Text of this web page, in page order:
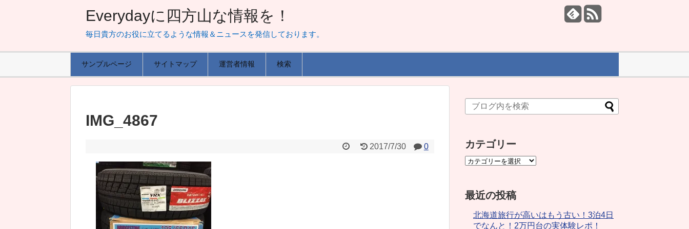
Everydayに四方山な情報を！
毎日貴方のお役に立てるような情報＆ニュースを発信しております。
サンプルページ サイトマップ 運営者情報 検索
IMG_4867
2017/7/30 0 カテゴリー
最近の投稿
北海道旅行が高いはもう古い！3泊4日
でなんと！2万円台の実体験レポ！